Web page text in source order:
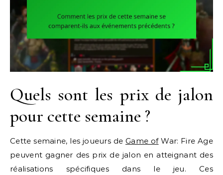
Quels sont les prix de jalon
pour cette semaine ?
Cette semaine, les joueurs deGame ofWar: Fire Age
peuvent gagner des prix de jalon en atteignant des
réalisations spécifiques dans le jeu. Ces